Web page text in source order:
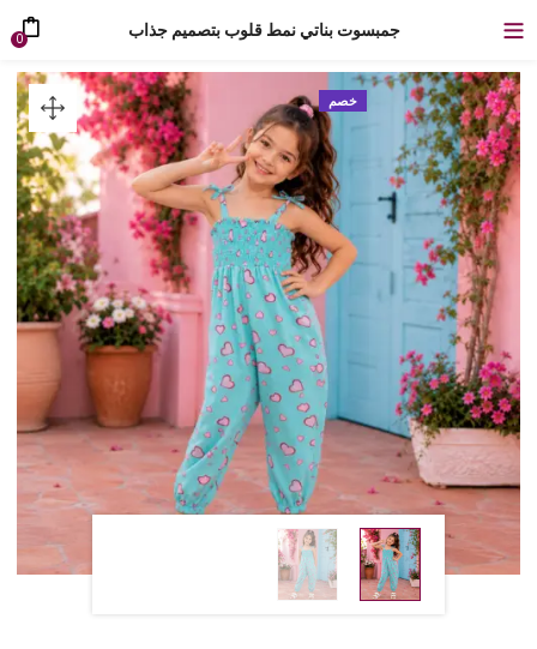
جمبسوت بناتي نمط قلوب بتصميم جذاب 0
خصم